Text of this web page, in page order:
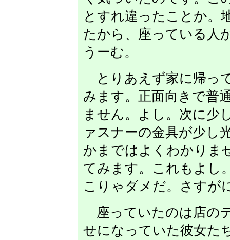
とすれ違ったことか。
たから、座っている人
うーむ。
とりあえず家に帰っ
みます。正面向きで普
ません。よし。次に少
ァスナーの金具が少し
かまではよくわかりま
てみます。これもよし
こりゃダメだ。さすが
座っていたのは店の
せになっていた彼女た